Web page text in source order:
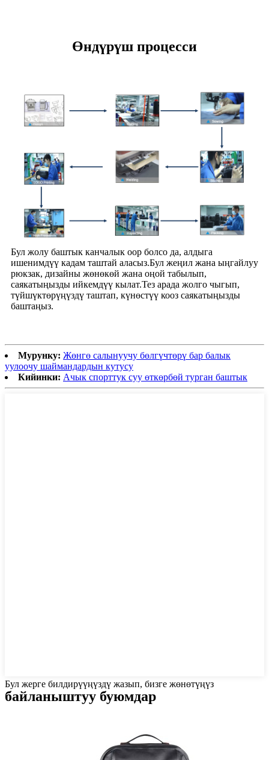
Өндүрүш процесси
Бул жолу баштык канчалык оор болсо да, алдыга
ишенимдүү кадам таштай аласыз.Бул жеңил жана ыңгайлуу
рюкзак, дизайны жөнөкөй жана оңой табылып,
саякатыңызды ийкемдүү кылат.Тез арада жолго чыгып,
түйшүктөрүңүздү таштап, күнөстүү кооз саякатыңызды
баштаңыз.
Мурунку: Жөнгө салынуучу бөлгүчтөрү бар балык
уулоочу шаймандардын кутусу
Кийинки: Ачык спорттук суу өткөрбөй турган баштык
Бул жерге билдирүүңүздү жазып, бизге жөнөтүңүз
байланыштуу буюмдар